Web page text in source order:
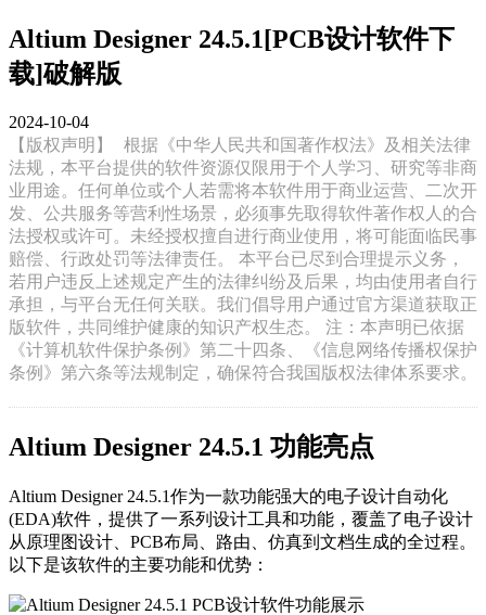
Altium Designer 24.5.1[PCB设计软件下
载]破解版
2024-10-04
【版权声明】
根据《中华人民共和国著作权法》及相关法律
法规，本平台提供的软件资源仅限用于个人学习、研究等非商
业用途。任何单位或个人若需将本软件用于商业运营、二次开
发、公共服务等营利性场景，必须事先取得软件著作权人的合
法授权或许可。未经授权擅自进行商业使用，将可能面临民事
赔偿、行政处罚等法律责任。 本平台已尽到合理提示义务，
若用户违反上述规定产生的法律纠纷及后果，均由使用者自行
承担，与平台无任何关联。我们倡导用户通过官方渠道获取正
版软件，共同维护健康的知识产权生态。 注：本声明已依据
《计算机软件保护条例》第二十四条、《信息网络传播权保护
条例》第六条等法规制定，确保符合我国版权法律体系要求。
Altium Designer 24.5.1 功能亮点
Altium Designer 24.5.1作为一款功能强大的电子设计自动化
(EDA)软件，提供了一系列设计工具和功能，覆盖了电子设计
从原理图设计、PCB布局、路由、仿真到文档生成的全过程。
以下是该软件的主要功能和优势：